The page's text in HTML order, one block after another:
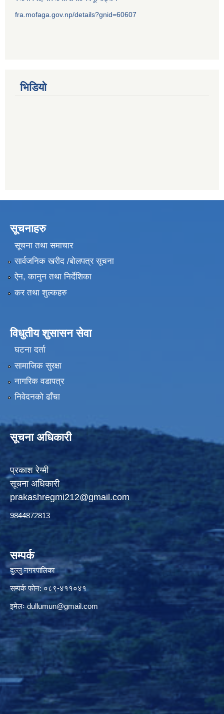
fra.mofaga.gov.np/details?gnid=60607
भिडियो
सूचनाहरु
सूचना तथा समाचार
सार्वजनिक खरीद /बोलपत्र सूचना
ऐन, कानुन तथा निर्देशिका
कर तथा शुल्कहरु
विधुतीय शुसासन सेवा
घटना दर्ता
सामाजिक सुरक्षा
नागरिक वडापत्र
निवेदनको ढाँचा
सूचना अधिकारी
प्रकाश रेग्मी
सूचना अधिकारी
prakashregmi212@gmail.com
9844872813
सम्पर्क
दुल्लु नगरपालिका
सम्पर्क फोन: ०८९-४११०४१
इमेलःdullumun@gmail.com